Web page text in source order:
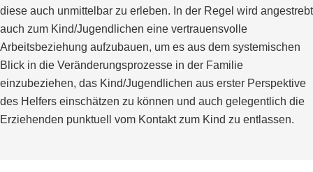
diese auch unmittelbar zu erleben. In der Regel wird angestrebt
auch zum Kind/Jugendlichen eine vertrauensvolle
Arbeitsbeziehung aufzubauen, um es aus dem systemischen
Blick in die Veränderungsprozesse in der Familie
einzubeziehen, das Kind/Jugendlichen aus erster Perspektive
des Helfers einschätzen zu können und auch gelegentlich die
Erziehenden punktuell vom Kontakt zum Kind zu entlassen.